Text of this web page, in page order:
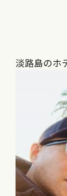
淡路島のホ